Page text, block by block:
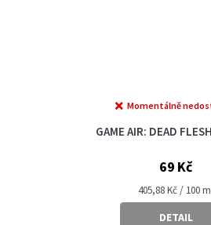
GAME AIR: DEAD
Momentálně
69 Kč
Měrná
cena:
405,88 Kč / 100
DETAIL